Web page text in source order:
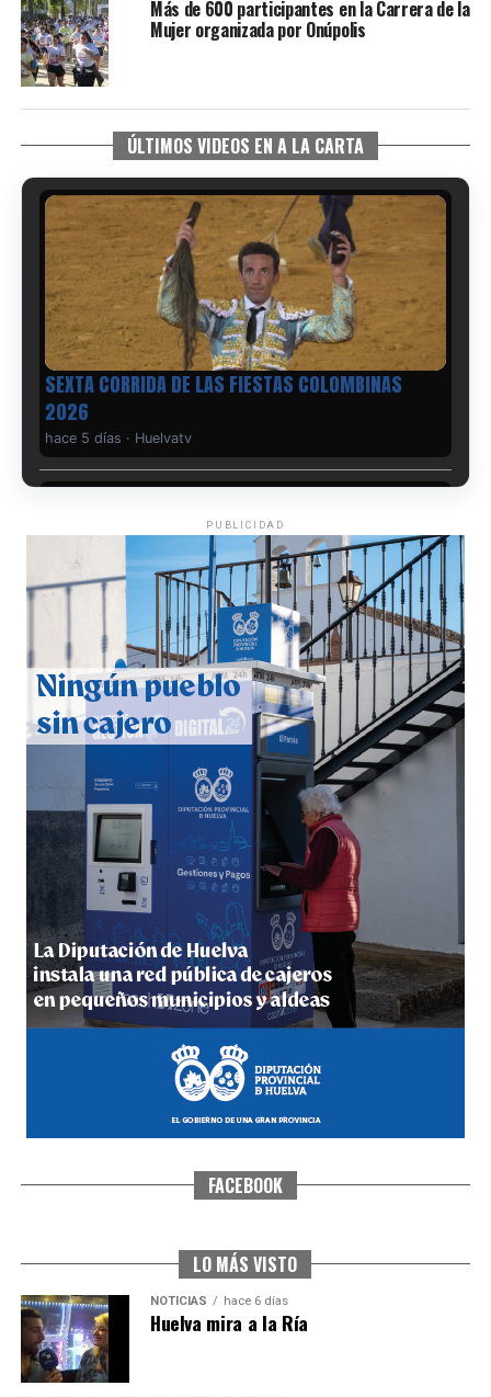
Más de 600 participantes en la Carrera de la
Mujer organizada por Onúpolis
ÚLTIMOS VIDEOS EN A LA CARTA
6º DÍA DE LAS FIESTAS COLOMBINAS 2026
hace 5 días
QUINTA CORRIDA DE LAS FIESTAS COLOMBINAS
2026
hace 6 días Huelvatv
5º DÍA DE LAS FIESTAS COLOMBINAS 2026
hace 6 días ·Huelvatv
CUARTA CORRIDA DE LAS FIESTAS COLOMBINAS
Huelvatv
PUBLICIDAD
FACEBOOK
LO MÁS VISTO
NOTICIAS hace 6 días
Huelva mira a la Ría